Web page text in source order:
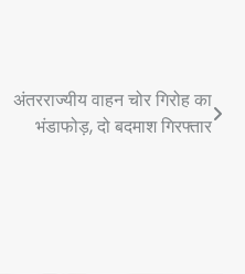
अंतरराज्यीय वाहन चोर गिरोह का
भंडाफोड़, दो बदमाश गिरफ्तार